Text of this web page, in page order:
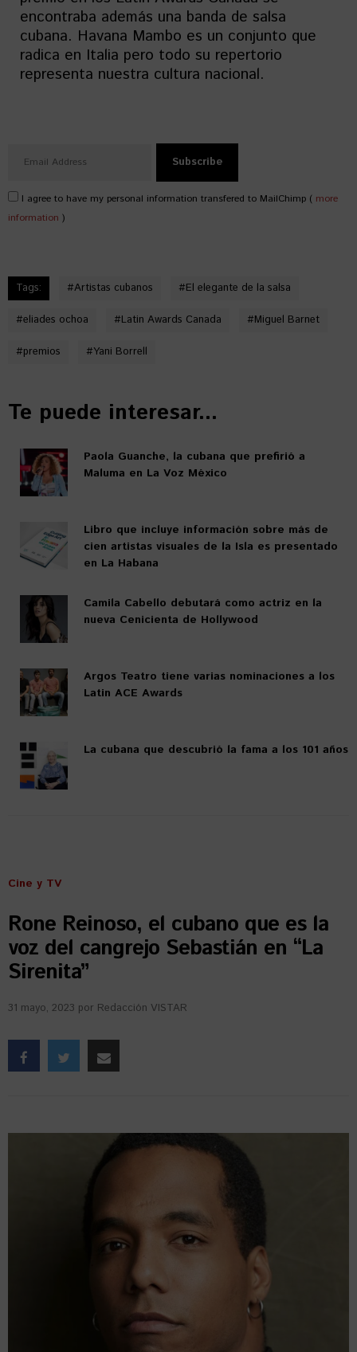
encontraba además una banda de salsa
cubana. Havana Mambo es un conjunto que
radica en Italia pero todo su repertorio
representa nuestra cultura nacional.
I agree to have my personal information transfered to MailChimp ( more
information )
Tags: #Artistas cubanos #El elegante de la salsa
#eliades ochoa #Latin Awards Canada #Miguel Barnet
#premios #Yani Borrell
Te puede interesar...
Paola Guanche, la cubana que prefirió a
Maluma en La Voz México
Libro que incluye información sobre más de
cien artistas visuales de la Isla es presentado
en La Habana
Camila Cabello debutará como actriz en la
nueva Cenicienta de Hollywood
Argos Teatro tiene varias nominaciones a los
Latin ACE Awards
La cubana que descubrió la fama a los 101 años
Cine y TV
Rone Reinoso, el cubano que es la
voz del cangrejo Sebastián en “La
Sirenita”
31 mayo, 2023 por Redacción VISTAR